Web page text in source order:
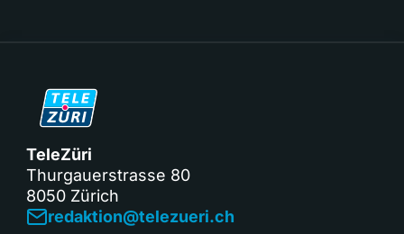
TeleZüri
Thurgauerstrasse 80
8050 Zürich
redaktion@telezueri.ch